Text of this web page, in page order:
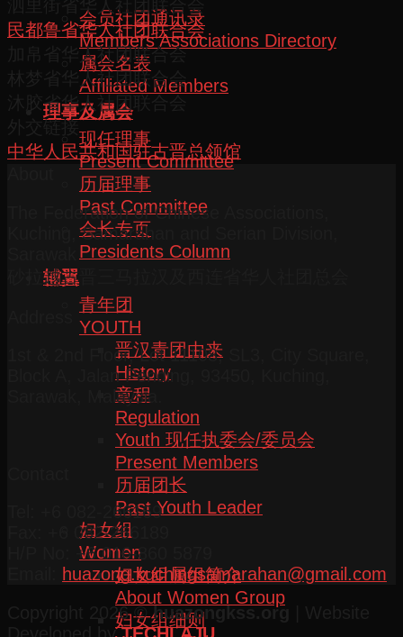
会员社团通讯录
Members Associations Directory
属会名表
Affiliated Members
理事及属会
现任理事
Present Committee
历届理事
Past Committee
会长专页
Presidents Column
辅翼
青年团
YOUTH
晋汉青团由来
History
章程
Regulation
Youth 现任执委会/委员会
Present Members
历届团长
Past Youth Leader
妇女组
Women
妇女组属组简介
About Women Group
妇女组细则
泗里街省华人社团联合会
民都鲁省华人社团联合会
加帛省华人社团联合会
林梦省华人社团联合会
沐胶省华人社团联合会
外交链接
中华人民共和国驻古晋总领馆
The Federation of Chinese Associations,
Kuching, Samarahan and Serian Division,
砂拉越古晋三马拉汉及西连省华人社团总会
1st & 2nd Floor, Lot 11108, SL3, City Square,
Block A, Jalan Pending, 93450, Kuching,
Sarawak, Malaysia.
Tel: +6 082-266169
Fax: +6 082-266189
H/P No: +6 016-860 5879
huazong.kuchingsamarahan@gmail.com
Copyright 2026 ©huazongkss.org